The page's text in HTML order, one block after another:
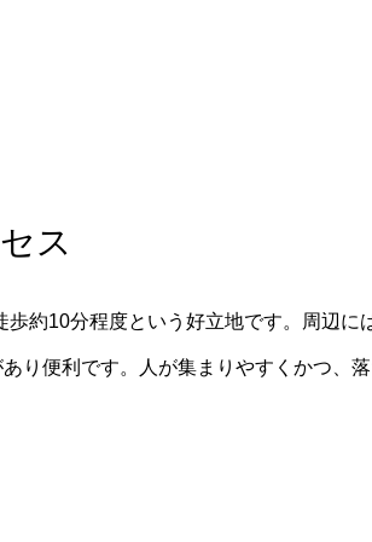
ス
約10分程度という好立地です。周辺に
り便利です。人が集まりやすくかつ、